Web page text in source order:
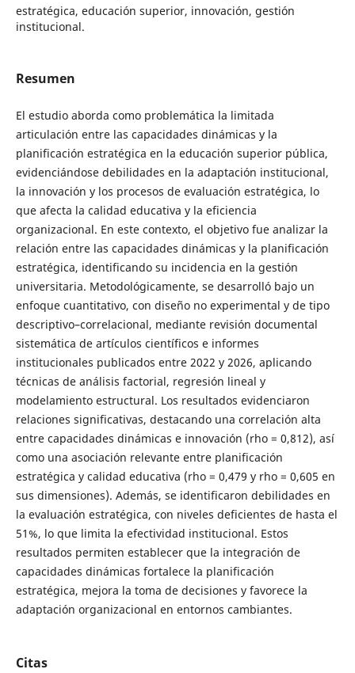
estratégica, educación superior, innovación, gestión
institucional.
Resumen
El estudio aborda como problemática la limitada
articulación entre las capacidades dinámicas y la
planificación estratégica en la educación superior pública,
evidenciándose debilidades en la adaptación institucional,
la innovación y los procesos de evaluación estratégica, lo
que afecta la calidad educativa y la eficiencia
organizacional. En este contexto, el objetivo fue analizar la
relación entre las capacidades dinámicas y la planificación
estratégica, identificando su incidencia en la gestión
universitaria. Metodológicamente, se desarrolló bajo un
enfoque cuantitativo, con diseño no experimental y de tipo
descriptivo–correlacional, mediante revisión documental
sistemática de artículos científicos e informes
institucionales publicados entre 2022 y 2026, aplicando
técnicas de análisis factorial, regresión lineal y
modelamiento estructural. Los resultados evidenciaron
relaciones significativas, destacando una correlación alta
entre capacidades dinámicas e innovación (rho = 0,812), así
como una asociación relevante entre planificación
estratégica y calidad educativa (rho = 0,479 y rho = 0,605 en
sus dimensiones). Además, se identificaron debilidades en
la evaluación estratégica, con niveles deficientes de hasta el
51%, lo que limita la efectividad institucional. Estos
resultados permiten establecer que la integración de
capacidades dinámicas fortalece la planificación
estratégica, mejora la toma de decisiones y favorece la
adaptación organizacional en entornos cambiantes.
Citas